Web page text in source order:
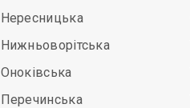
Нересницька
Нижньоворітська
Оноківська
Перечинська